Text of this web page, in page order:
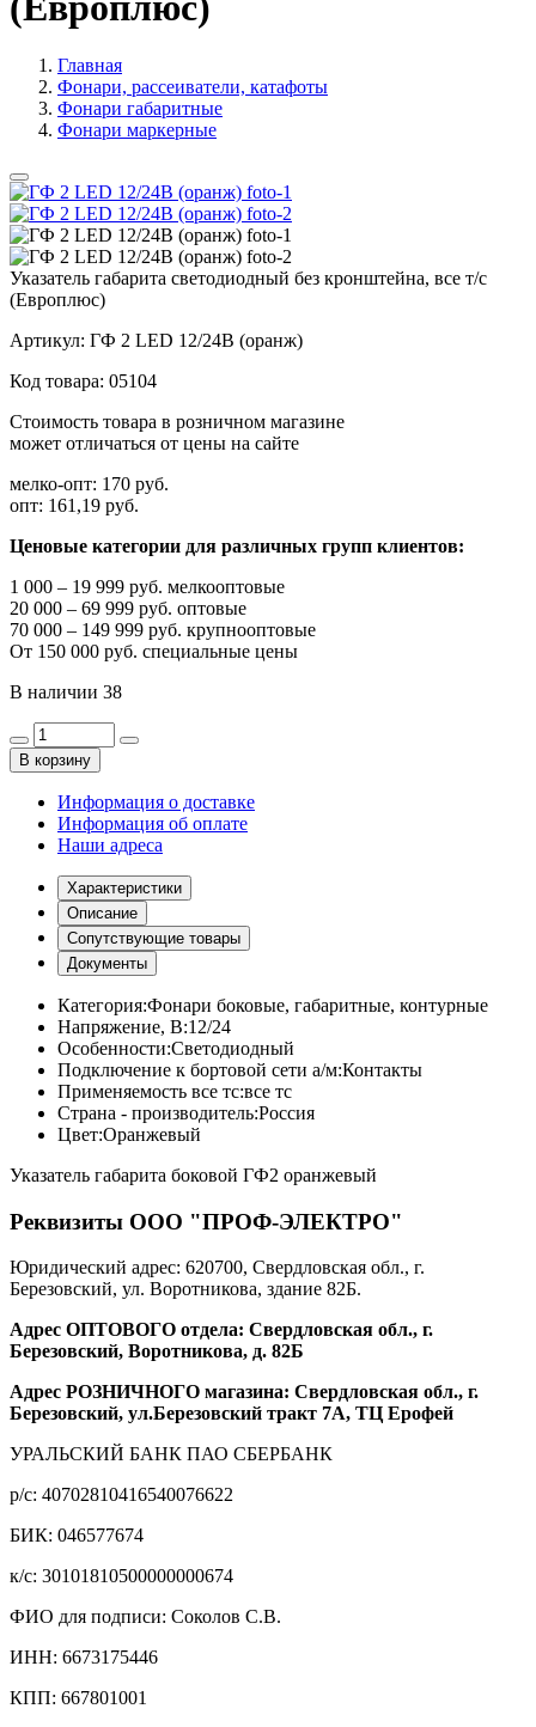
Главная
Фонари, рассеиватели, катафоты
Фонари габаритные
Фонари маркерные
Указатель габарита светодиодный без кронштейна, все т/с
(Европлюс)
Артикул: ГФ 2 LED 12/24В (оранж)
Код товара: 05104
Стоимость товара в розничном магазине
может отличаться от цены на сайте
мелко-опт: 170 руб.
опт: 161,19 руб.
Ценовые категории для различных групп клиентов:
1 000 – 19 999 руб. мелкооптовые
20 000 – 69 999 руб. оптовые
70 000 – 149 999 руб. крупнооптовые
От 150 000 руб. специальные цены
В наличии 38
В корзину
Информация о доставке
Информация об оплате
Наши адреса
Характеристики
Описание
Сопутствующие товары
Документы
Категория:Фонари боковые, габаритные, контурные
Напряжение, В:12/24
Особенности:Светодиодный
Подключение к бортовой сети а/м:Контакты
Применяемость все тс:все тс
Страна - производитель:Россия
Цвет:Оранжевый
Указатель габарита боковой ГФ2 оранжевый
Реквизиты ООО "ПРОФ-ЭЛЕКТРО"
Юридический адрес: 620700, Свердловская обл., г.
Березовский, ул. Воротникова, здание 82Б.
Адрес ОПТОВОГО отдела: Свердловская обл., г.
Березовский, Воротникова, д. 82Б
Адрес РОЗНИЧНОГО магазина: Свердловская обл., г.
Березовский, ул.Березовский тракт 7А, ТЦ Ерофей
УРАЛЬСКИЙ БАНК ПАО СБЕРБАНК
р/c: 40702810416540076622
БИК: 046577674
к/c: 30101810500000000674
ФИО для подписи: Соколов С.В.
ИНН: 6673175446
КПП: 667801001